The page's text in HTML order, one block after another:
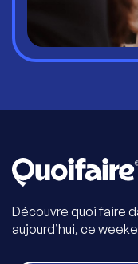
Découvre quoi faire
aujourd’hui, ce